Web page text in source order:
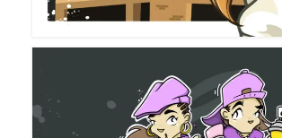
Videos
Publications